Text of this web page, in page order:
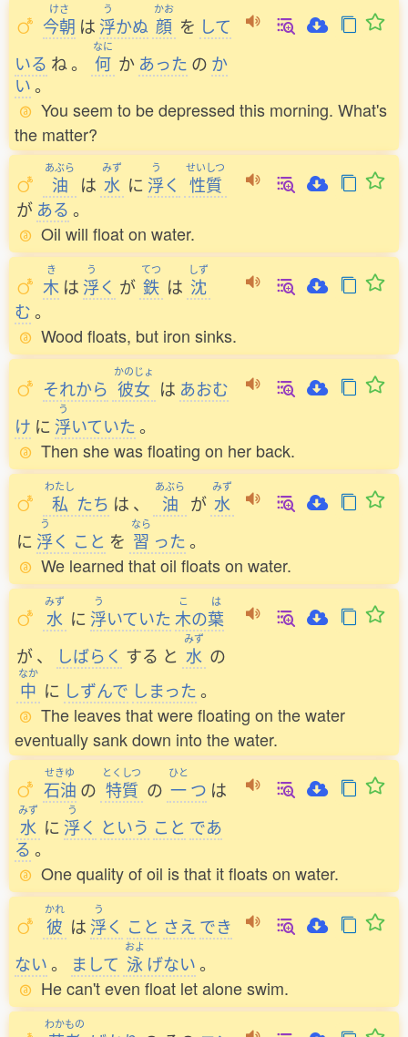
けさ
今朝 は
う
浮かぬ
かお
顔 を して
いる ね。
なに
何 か あった の か
い。
You seem to be depressed this morning. What's
the matter?
あぶら
油 は
みず
水 に
う
浮く
せいしつ
性質
が ある 。
Oil will float on water.
き
木 は
う
浮く が
てつ
鉄 は
しず
沈
む。
Wood floats, but iron sinks.
それから
かのじょ
彼女 は あおむ
け に
う
浮いていた 。
Then she was floating on her back.
わたし
私 たち は 、
あぶら
油 が
みず
水
に
う
浮く こと を
なら
習 った 。
We learned that oil floats on water.
みず
水 に
う
浮いていた
こ
木の
は
葉
が、 しばらく する と
みず
水 の
なか
中 に しずんで しまった 。
The leaves that were floating on the water
eventually sank down into the water.
せきゆ
石油 の
とくしつ
特質 の
ひと
一つ は
みず
水 に
う
浮く という こと であ
る 。
One quality of oil is that it floats on water.
かれ
彼 は
う
浮く こと さえ でき
ない。 まして
およ
泳 げない。
He can't even float let alone swim.
わかもの